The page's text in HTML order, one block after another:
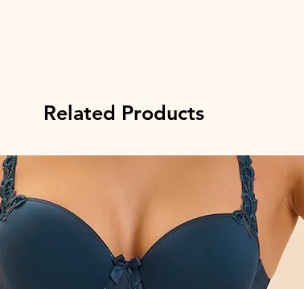
Related Products